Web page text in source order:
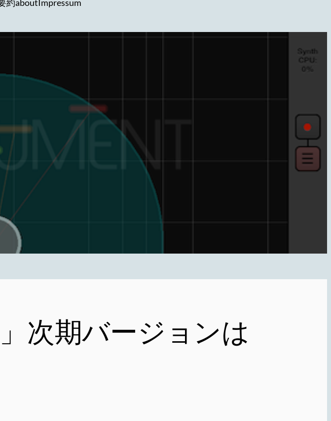
約aboutImpressum
次期バージョンは